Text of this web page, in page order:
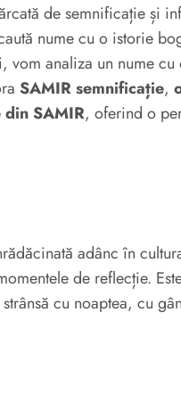
de semnificație și
nume cu o istorie
vom analiza un nume
SAMIR semnificație,
din SAMIR, oferind o
adânc în
de reflecție.
cu noaptea, cu